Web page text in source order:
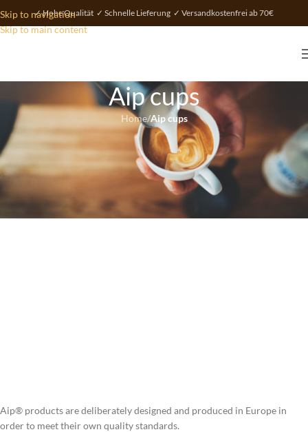
Skip to navigation
Skip to main content
✓ Hohe Qualität ✓ Schnelle Lieferung ✓ Versandkostenfrei ab 70€
Aip cups
Home/Aip cups
Aip® – Italian design
The product world of aip® is committed to highest quality requirements
. In these products flows more than a century of development experience
– a lot of passion and commitment.
Aip® products are deliberately designed and produced in Europe in
order to meet their own quality standards.